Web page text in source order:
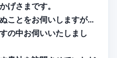
げさまです。
ことをお伺いしますが…
の中お伺いいたしまし